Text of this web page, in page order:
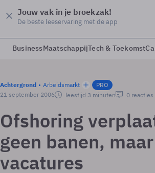
Jouw vak in je broekzak!
De beste leeservaring met de app
BusinessMaatschappijTech & Toekomst
Achtergrond Arbeidsmarkt
PRO
21 september 2006
leestijd 3 minuten 0 reacties
Ofshoring
geen banen, maar
vacatures